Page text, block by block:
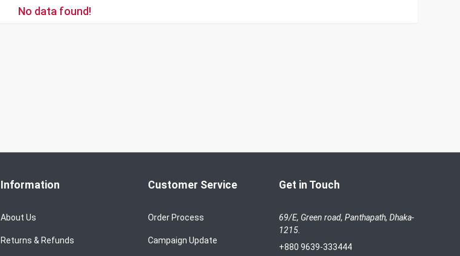
No data found!
Information
About Us
Returns & Refunds
Customer Service
Order Process
Campaign Update
Get in Touch
69/E, Green road, Panthapath, Dhaka-
1215.
+880 9639-333444